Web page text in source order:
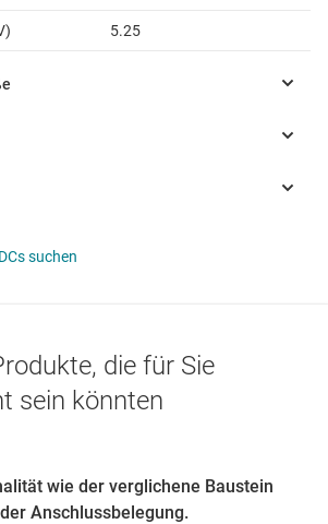
5.25
suchen
die für Sie
sein könnten
wie der verglichene Baustein
Anschlussbelegung.